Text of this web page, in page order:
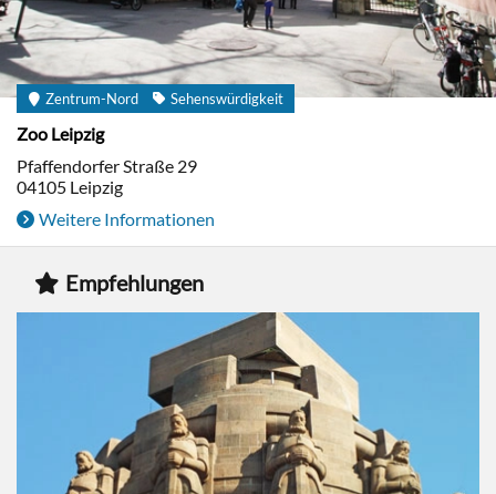
Zentrum-Nord Sehenswürdigkeit
Zoo Leipzig
Pfaffendorfer Straße 29
04105 Leipzig
Weitere Informationen
Empfehlungen